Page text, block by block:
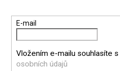
E-mail
Vložením e-mailu souhlasíte s
osobních údajů